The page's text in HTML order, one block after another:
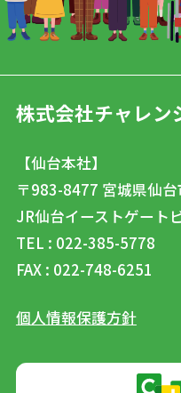
株式会社チャレン
【仙台本社】
〒983-8477 宮城県仙
JR仙台イーストゲート
TEL : 022-385-5778
FAX : 022-748-6251
個人情報保護方針